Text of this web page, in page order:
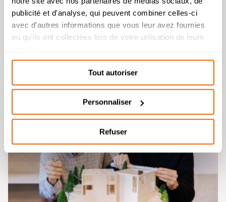
publicité et d'analyse, qui peuvent combiner celles-ci
avec d'autres informations que vous leur avez fournies
ou qu'ils ont collectées lors de votre utilisation de leurs
Tout autoriser
Personnaliser
Refuser
Posté le : 11 juin 2026
Soirée des Admis – Mardi 30 juin
dossiers de candidature à partir du 26
août.
Bachelor Design d’Espace et Prépa
étudiés durant l’été.